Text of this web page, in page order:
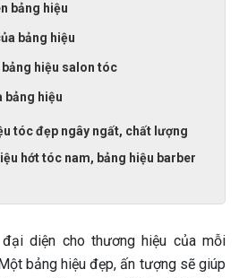
bảng hiệu
bảng hiệu
hiệu salon tóc
bảng hiệu
tóc đẹp ngây ngất, chất lượng
hớt tóc nam, bảng hiệu barber
diện cho thương hiệu của mỗi
bảng hiệu đẹp, ấn tượng sẽ giúp